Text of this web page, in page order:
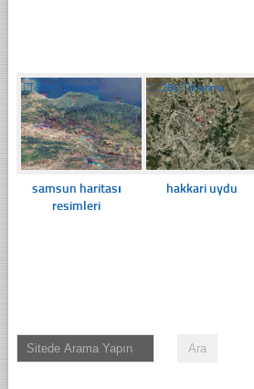
☐306 Tıklanma
samsun haritası
resimleri
☐280 Tıklanma
hakkari uydu